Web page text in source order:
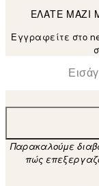
ΕΛΑΤΕ ΜΑΖΙ
Εγγραφείτε στο
Ηλεκτρονική
Παρακαλούμε
πώς